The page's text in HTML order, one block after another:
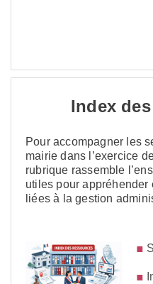
Index
Pour accompagner les
mairie dans l’exercice
rubrique rassemble
utiles pour
liées à la gestion